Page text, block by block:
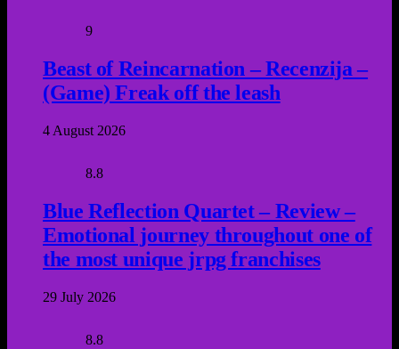
9
Beast of Reincarnation – Recenzija –
(Game) Freak off the leash
4 August 2026
8.8
Blue Reflection Quartet – Review –
Emotional journey throughout one of
the most unique jrpg franchises
29 July 2026
8.8